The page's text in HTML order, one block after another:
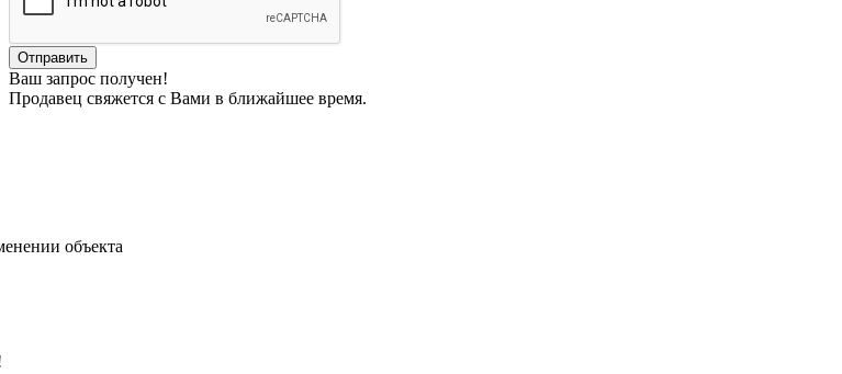
Ваш запрос получен!
Продавец свяжется с Вами в ближайшее время.
объекта